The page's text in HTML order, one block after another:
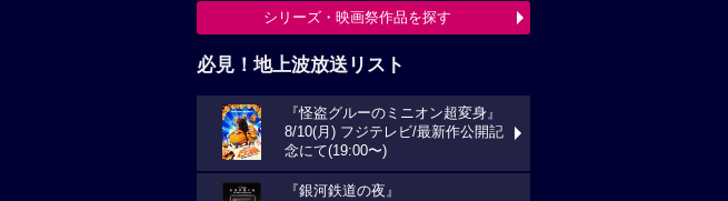
シリーズ・映画祭作品を探す
必見！地上波放送リスト
『怪盗グルーのミニオン超変身』
8/10(月) フジテレビ/最新作公開記
念にて(19:00〜)
『銀河鉄道の夜』